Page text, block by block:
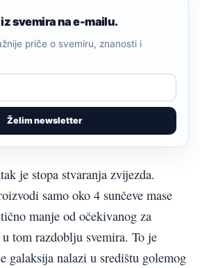
svemira na e-mailu.
Želim newsletter
priče o svemiru, znanosti i
je stopa stvaranja zvijezda.
samo oko 4 sunčeve mase
manje od očekivanog za
tom razdoblju svemira. To je
galaksija nalazi u središtu golemog